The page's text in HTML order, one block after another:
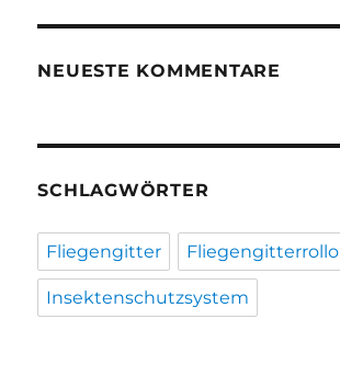
NEUESTE KOMMENTARE
SCHLAGWÖRTER
Fliegengitter Fliegengitterrollo
Insektenschutzsystem